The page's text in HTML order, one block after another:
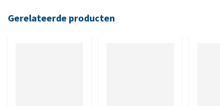
Gerelateerde producten